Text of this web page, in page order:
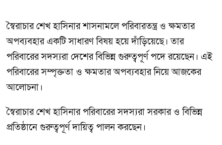
স্বৈরাচার শেখ হাসিনার শাসনামলে পরিবারতন্ত্র ও ক্ষমতার
অপব্যবহার একটি সাধারণ বিষয় হয়ে দাঁড়িয়েছে। তার
পরিবারের সদস্যরা দেশের বিভিন্ন গুরুত্বপূর্ণ পদে রয়েছেন। এই
পরিবারের সম্পৃক্ততা ও ক্ষমতার অপব্যবহার নিয়ে আজকের
আলোচনা।
স্বৈরাচার শেখ হাসিনার পরিবারের সদস্যরা সরকার ও বিভিন্ন
প্রতিষ্ঠানে গুরুত্বপূর্ণ দায়িত্ব পালন করছেন।